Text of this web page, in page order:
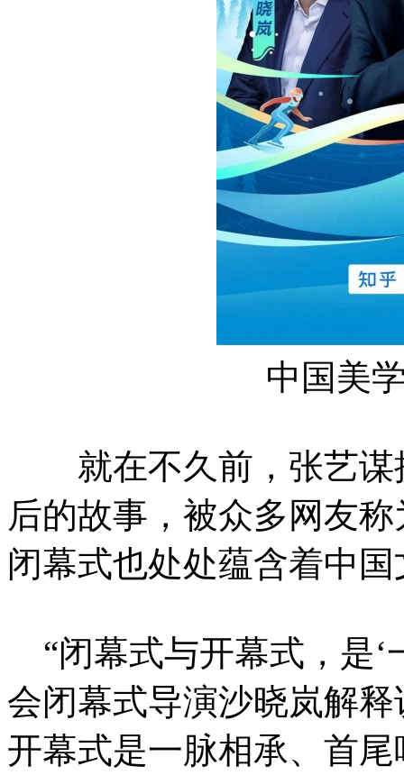
中国美
就在不久前，张艺谋
后的故事，被众多网友
闭幕式也处处蕴含着中
“闭幕式与开幕式，是‘
会闭幕式导演沙晓岚解
开幕式是一脉相承、首